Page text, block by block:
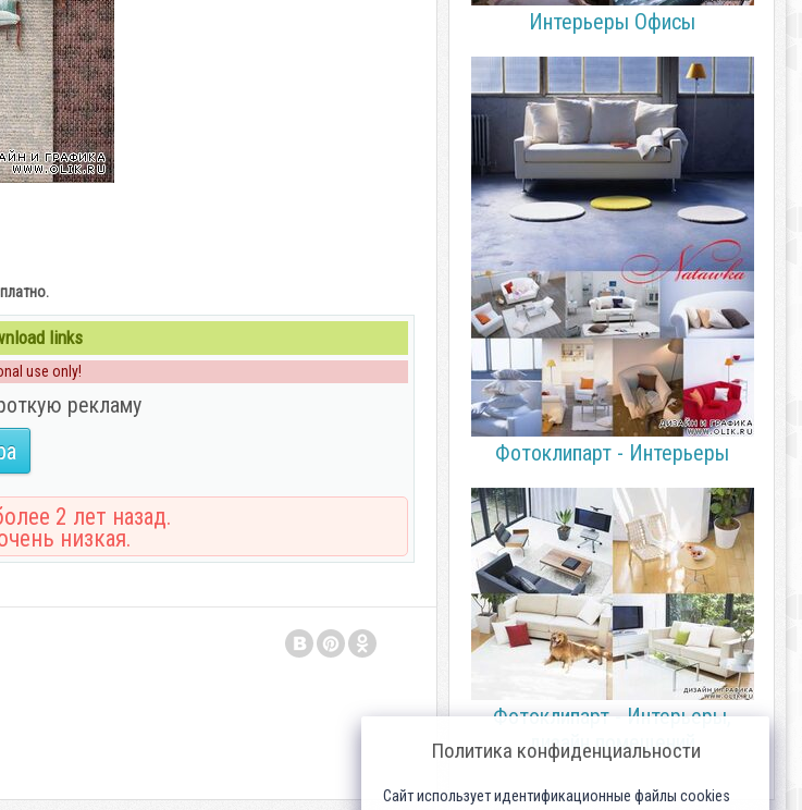
links
use only!
рекламу
2 лет назад.
низкая.
Интерьеры Офисы
Фотоклипарт - Интерьеры
Фотоклипарт - Интерьеры,
дизайн помещений
Политика конфиденциальности
Сайт использует идентификационные файлы cookies